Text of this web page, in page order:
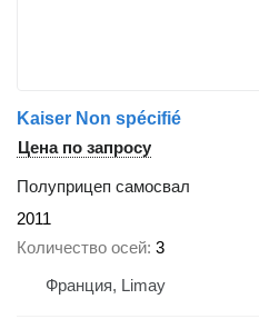
Kaiser Non spécifié
Цена по запросу
Полуприцеп самосвал
2011
Количество осей 3
Франция, Limay